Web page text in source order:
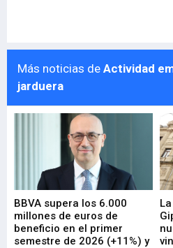
Más noticias de Actividad
jarduera
BBVA supera los 6.000
millones de euros de
beneficio en el primer
semestre de 2026 (+11%) y